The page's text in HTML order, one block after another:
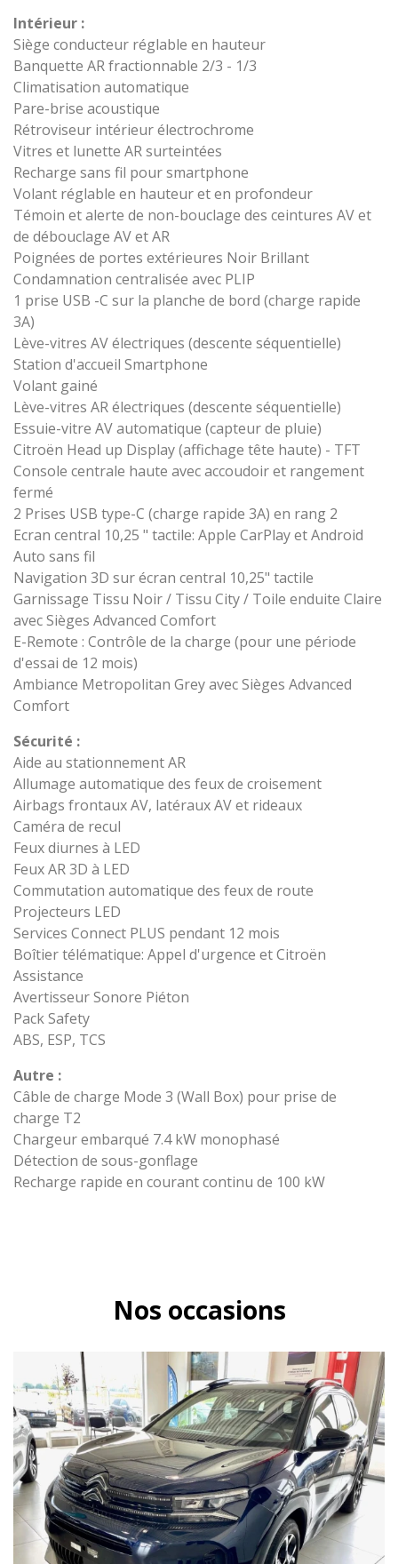
Intérieur :
Siège conducteur réglable en hauteur
Banquette AR fractionnable 2/3 - 1/3
Climatisation automatique
Pare-brise acoustique
Rétroviseur intérieur électrochrome
Vitres et lunette AR surteintées
Recharge sans fil pour smartphone
Volant réglable en hauteur et en profondeur
Témoin et alerte de non-bouclage des ceintures AV et
de débouclage AV et AR
Poignées de portes extérieures Noir Brillant
Condamnation centralisée avec PLIP
1 prise USB -C sur la planche de bord (charge rapide
3A)
Lève-vitres AV électriques (descente séquentielle)
Station d'accueil Smartphone
Volant gainé
Lève-vitres AR électriques (descente séquentielle)
Essuie-vitre AV automatique (capteur de pluie)
Citroën Head up Display (affichage tête haute) - TFT
Console centrale haute avec accoudoir et rangement
fermé
2 Prises USB type-C (charge rapide 3A) en rang 2
Ecran central 10,25 " tactile: Apple CarPlay et Android
Auto sans fil
Navigation 3D sur écran central 10,25" tactile
Garnissage Tissu Noir / Tissu City / Toile enduite Claire
avec Sièges Advanced Comfort
E-Remote : Contrôle de la charge (pour une période
d'essai de 12 mois)
Ambiance Metropolitan Grey avec Sièges Advanced
Comfort
Sécurité :
Aide au stationnement AR
Allumage automatique des feux de croisement
Airbags frontaux AV, latéraux AV et rideaux
Caméra de recul
Feux diurnes à LED
Feux AR 3D à LED
Commutation automatique des feux de route
Projecteurs LED
Services Connect PLUS pendant 12 mois
Boîtier télématique: Appel d'urgence et Citroën
Assistance
Avertisseur Sonore Piéton
Pack Safety
ABS, ESP, TCS
Autre :
Câble de charge Mode 3 (Wall Box) pour prise de
charge T2
Chargeur embarqué 7.4 kW monophasé
Détection de sous-gonflage
Recharge rapide en courant continu de 100 kW
Nos occasions